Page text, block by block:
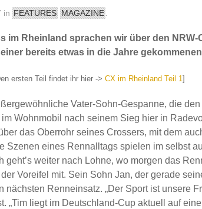
in FEATURES MAGAZINE.
im Rheinland sprachen wir über den
bereits etwas in die Jahre
ersten Teil findet ihr hier -> CX im Rheinland Teil 1]
Vater-Sohn-Gespanne, die
Wohnmobil nach seinem Sieg hier in
das Oberrohr seines Crossers, mit dem
Szenen eines Rennalltags spielen im selbst
geht’s weiter nach Lohne, wo morgen das
Voreifel mit. Sein Sohn Jan, der gerade
nächsten Renneinsatz. „Der Sport ist unsere
„Tim liegt im Deutschland-Cup aktuell auf